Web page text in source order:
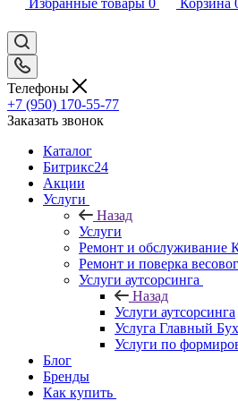
Избранные товары 0 Корзина
Телефоны
+7 (950) 170-55-77
Заказать звонок
Каталог
Битрикс24
Акции
Услуги
Назад
Услуги
Ремонт и обслуживание
Ремонт и поверка
Услуги аутсорсинга
Назад
Услуги аутсорсинга
Услуга Главный
Услуги по
Блог
Бренды
Как купить